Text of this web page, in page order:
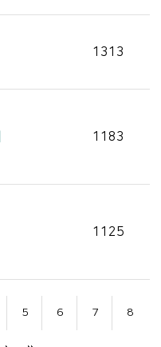
1313
1183
1125
5 6 7 8